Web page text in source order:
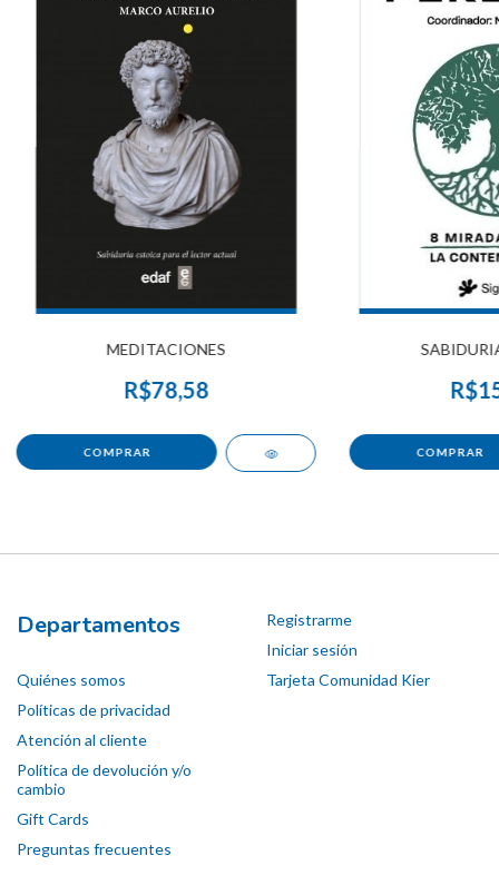
MEDITACIONES
R$78,58
Departamentos
Quiénes somos
Políticas de privacidad
Atención al cliente
Política de devolución y/o
cambio
Gift Cards
Preguntas frecuentes
Registrarme
Iniciar sesión
Tarjeta Comunidad Kier